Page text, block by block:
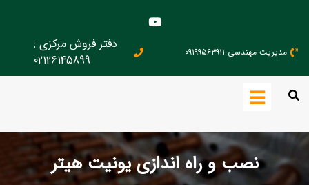
مدیریت مهندسی ۰۹۱۹۹۵۶۳۹۱۱
دفتر فروش مرکزی :
02126145899
نصب و راه اندازی یونیت هیتر